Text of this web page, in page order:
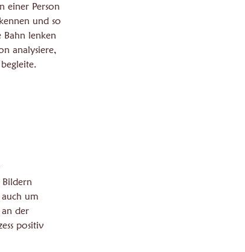
einer Person
und so
lenken
analysiere,
um
der
positiv